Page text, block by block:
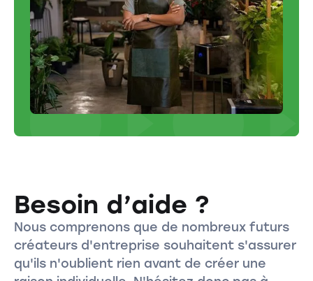
Besoin d’aide ?
Nous comprenons que de nombreux futurs
créateurs d'entreprise souhaitent s'assurer
qu'ils n'oublient rien avant de créer une